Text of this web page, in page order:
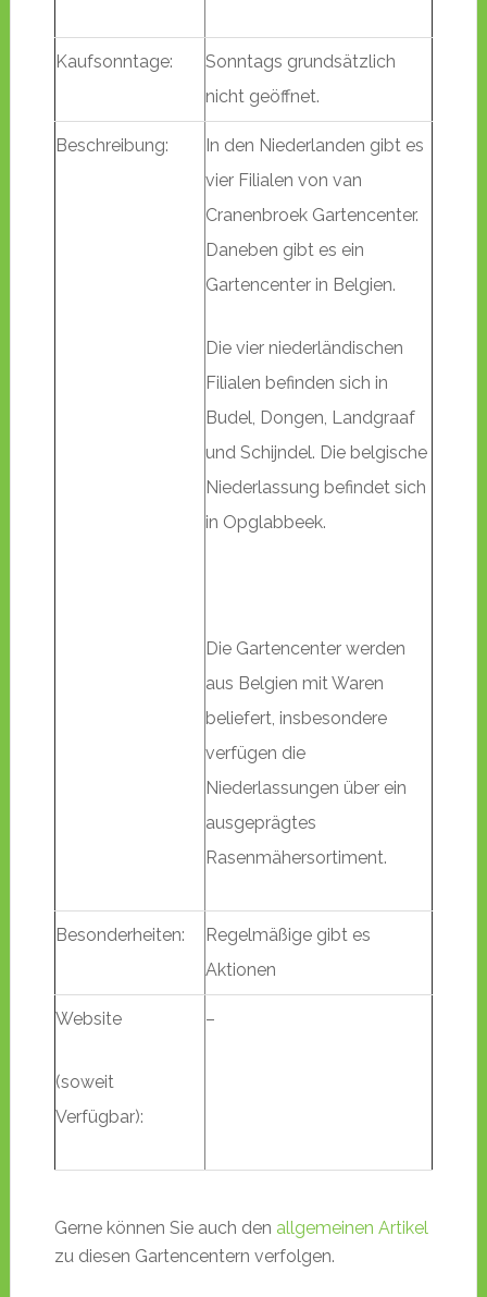
Kaufsonntage:
Sonntags grundsätzlich
nicht geöffnet.
Beschreibung:
In den Niederlanden gibt es
vier Filialen von van
Cranenbroek Gartencenter.
Daneben gibt es ein
Gartencenter in Belgien.
Die vier niederländischen
Filialen befinden sich in
Budel, Dongen, Landgraaf
und Schijndel. Die belgische
Niederlassung befindet sich
in Opglabbeek.
Die Gartencenter werden
aus Belgien mit Waren
beliefert, insbesondere
verfügen die
Niederlassungen über ein
ausgeprägtes
Rasenmähersortiment.
Besonderheiten:
Regelmäßige gibt es
Aktionen
Website
(soweit
Verfügbar):
–
Gerne können Sie auch den allgemeinen Artikel
zu diesen Gartencentern verfolgen.